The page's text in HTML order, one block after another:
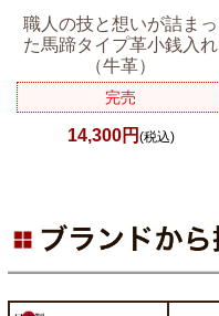
職人の技と想いが詰まっ
た馬蹄タイプ革小銭入れ
（牛革）
完売
14,300円 (税込)